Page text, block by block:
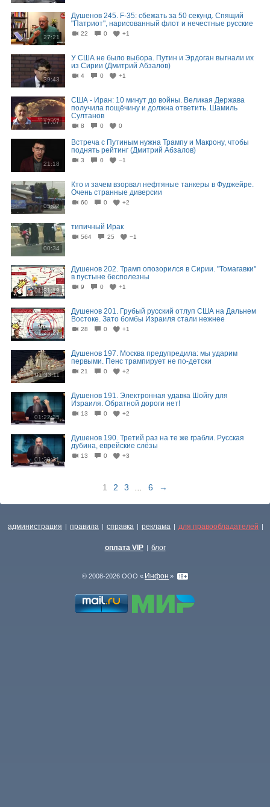
27:21
Душенов 245. F-35: сбежать за 50 секунд. Спящий
"Патриот", нарисованный флот и нечестные русские
22 0 +1
39:43
У США не было выбора. Путин и Эрдоган выгнали их
из Сирии (Дмитрий Абзалов)
4 0 +1
17:07
США - Иран: 10 минут до войны. Великая Держава
получила пощёчину и должна ответить. Шамиль
Султанов
8 0 0
21:18
Встреча с Путиным нужна Трампу и Макрону, чтобы
поднять рейтинг (Дмитрий Абзалов)
3 0 −1
05:02
Кто и зачем взорвал нефтяные танкеры в Фуджейре.
Очень странные диверсии
60 0 +2
00:34
типичный Ирак
564 25 −1
01:31:18
Душенов 202. Трамп опозорился в Сирии. "Томагавки"
в пустыне бесполезны
9 0 +1
01:25:27
Душенов 201. Грубый русский отлуп США на Дальнем
Востоке. Зато бомбы Израиля стали нежнее
28 0 +1
01:33:11
Душенов 197. Москва предупредила: мы ударим
первыми. Пенс трампирует не по-детски
21 0 +2
01:22:35
Душенов 191. Электронная удавка Шойгу для
Израиля. Обратной дороги нет!
13 0 +2
01:20:31
Душенов 190. Третий раз на те же грабли. Русская
дубина, еврейские слёзы
13 0 +3
1 2 3 6 →
администрация | правила | справка | реклама | для правообладателей |
оплата VIP | блог
© 2008-2026 ООО « Инфон »